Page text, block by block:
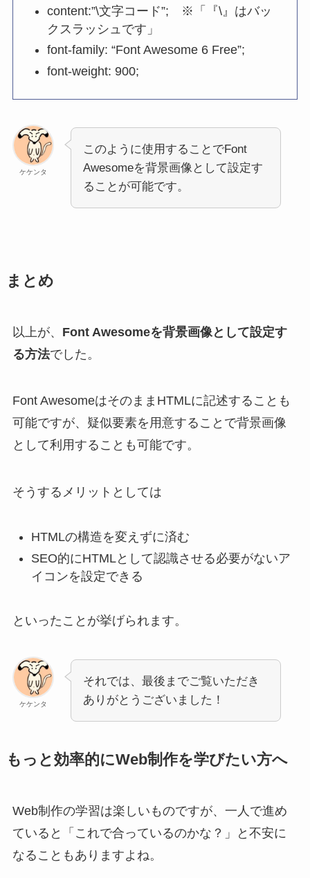
content:”\文字コード”; ※「『\』はバッ
クスラッシュです」
font-family: “Font Awesome 6 Free”;
font-weight: 900;
ケケンタ
このように使用することでFont
Awesomeを背景画像として設定す
ることが可能です。
まとめ
以上が、 Font Awesomeを背景画像として設定す
る方法でした。
Font AwesomeはそのままHTMLに記述することも
可能ですが、疑似要素を用意することで背景画像
として利用することも可能です。
そうするメリットとしては
HTMLの構造を変えずに済む
SEO的にHTMLとして認識させる必要がないア
イコンを設定できる
といったことが挙げられます。
ケケンタ
それでは、最後までご覧いただき
ありがとうございました！
もっと効率的にWeb制作を学びたい方へ
Web制作の学習は楽しいものですが、一人で進め
ていると「これで合っているのかな？」と不安に
なることもありますよね。